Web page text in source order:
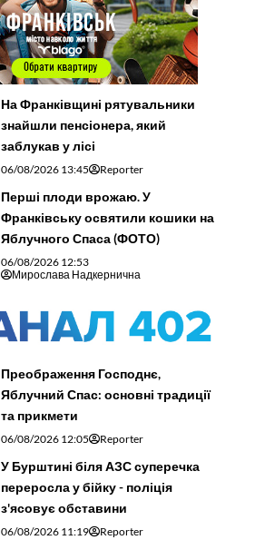
На Франківщині рятувальники
знайшли пенсіонера, який
заблукав у лісі
06/08/2026 13:45 Reporter
Перші плоди врожаю. У
Франківську освятили кошики на
Яблучного Спаса (ФОТО)
06/08/2026 12:53
Мирослава Надкернична
Преображення Господнє,
Яблучний Спас: основні традиції
та прикмети
06/08/2026 12:05 Reporter
У Бурштині біля АЗС суперечка
переросла у бійку - поліція
з'ясовує обставини
06/08/2026 11:19 Reporter